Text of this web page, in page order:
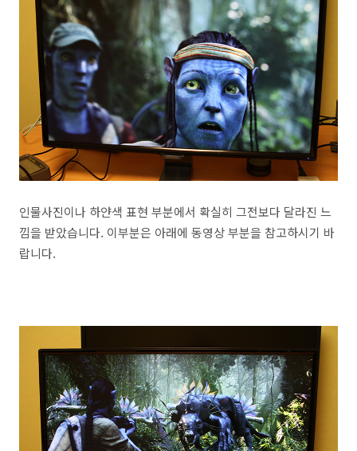
인물사진이나 하얀색 표현 부분에서 확실히 그전보다 달라진 느
낌을 받았습니다. 이부분은 아래에 동영상 부분을 참고하시기 바
랍니다.